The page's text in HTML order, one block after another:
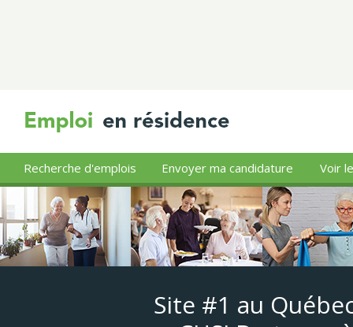
Recherche d'emplois Envoyer ma candidature Voir
Site #1 au